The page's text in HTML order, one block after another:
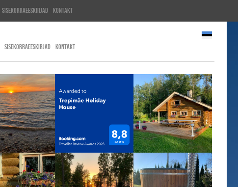
Sisekorraeeskirjad Kontakt
SISEKORRAEESKIRJAD KONTAKT